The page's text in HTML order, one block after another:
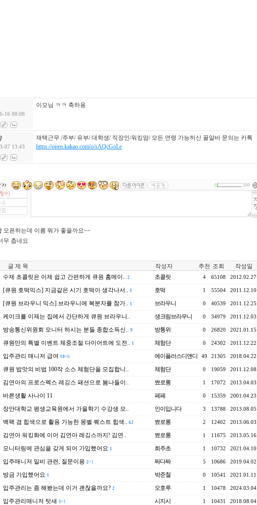
16 08:08
이모님 ㅋㅋ 축하용
07 13:43
재택근무 /주부/ 유부/ 대학생/ 직장인/워킹맘/ 모든 연령 가능하신 꿀알바 문의는 카톡
https://open.kakao.com/o/sAQcGoLe
0 300
오픈하는데 이름 뭐가 좋을까요~~
무 춥네요
글 제 목 작성자 추천 조회 작성일
수제 초콜릿은 이제 쉽고 간편하게 큐원 홈메이.. 2 초콜릿 4 65108 2012.02.27
[큐원 호떡믹스] 지금같은 시기 호떡이 생각나서.. 1 호떡 1 55504 2011.12.10
[큐원 브라우니 믹스] 브라우니에 복분자를 참가.. 1 브라우니 0 40539 2011.12.25
케이크를 이제는 집에서 간단하게 큐원 브라우니.. 생크림브라우니 0 34979 2011.12.03
방송통신위원회 모니터 하시는 분들 종합소득신.. 9 방통위 0 26820 2021.01.15
큐원만의 특별 이벤트 체중조절 다이어트에 도전.. 1 체험단 0 24302 2011.12.22
입주관리 매니저 급여 10+6 에이플러스디앤디 49 21305 2018.04.22
큐원 밥맛의 비법 100작 소스 체험단을 모집합니.. 체험단 0 19059 2011.12.08
김연아의 프로스펙스 레깅스 패션으로 봄나들이.. 뾰로롱 1 17072 2013.04.03
바른생활 사나이 11 페페 0 15359 2001.04.23
장안대학교 평생교육원에서 가을학기 수강생 모.. 인이입니다 3 13788 2013.08.05
백팩 겸 힙색으로 활용 가능한 몽벨 퀘스트 힙색.. 62 뾰로롱 2 12402 2013.06.03
김연아 워킹화에 이어 김연아 레깅스까지! 김연.. 뾰로롱 1 11675 2013.05.16
모니터링에 관심을 갖게 되어 가입했어요 1 희주초 1 10732 2021.04.10
입주매니저 일비 관련, 질문이용 2+1 짜다짜 5 10686 2019.04.02
방금 가입했어요 1 박준철 0 10541 2021.01.11
입주관리는 좀 해봤는데 이거 괜찮을까요? 2 오호루 1 10478 2024.03.04
입주관리매니저 텃새 3+1 시지시 1 10431 2018.08.04